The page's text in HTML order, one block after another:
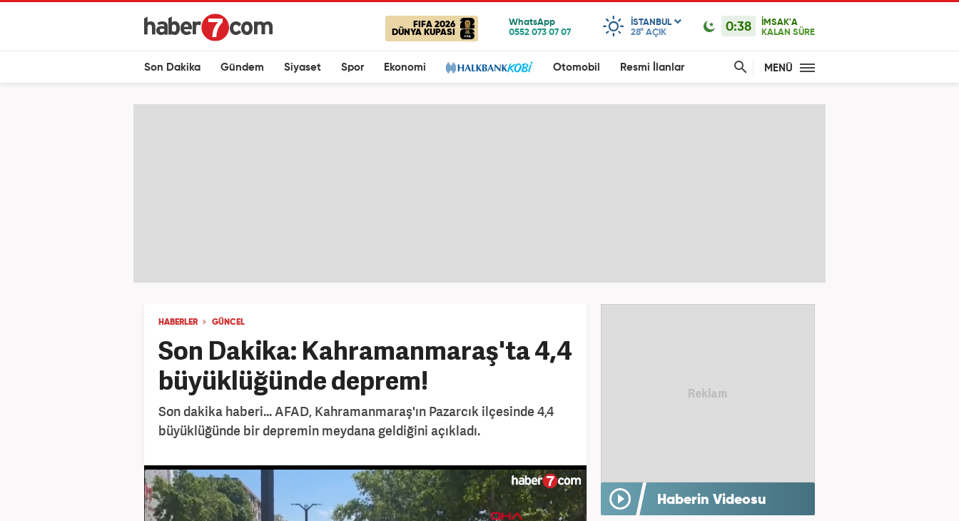
FIFA 2026
DÜNYA KUPASI
ISTANBUL
28° AÇIK 0:38
İMSAK'A
KALAN SÜRE
Son Dakika Gündem Siyaset Spor Ekonomi Otomobil Resmi İlanlar MENÜ
HABERLER GÜNCEL
Son Dakika: Kahramanmaraş'ta 4,4
büyüklüğünde deprem!
Son dakika haberi... AFAD, Kahramanmaraş'ın Pazarcık ilçesinde 4,4
büyüklüğünde bir depremin meydana geldiğini açıkladı.
Haberin Videosu